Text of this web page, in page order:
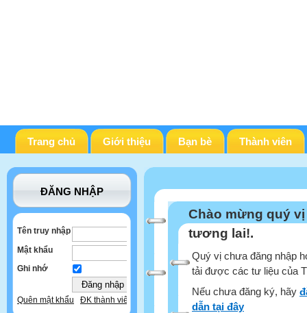
Trang chủ Giới thiệu Bạn bè Thành viên
ĐĂNG NHẬP
Tên truy nhập
Mật khẩu
Ghi nhớ
Quên mật khẩu ĐK thành viên
Chào mừng quý
tương lai!.
Quý vị chưa đăng nhập
tải được các tư liệu của
Nếu chưa đăng ký, hãy
dẫn tại đây